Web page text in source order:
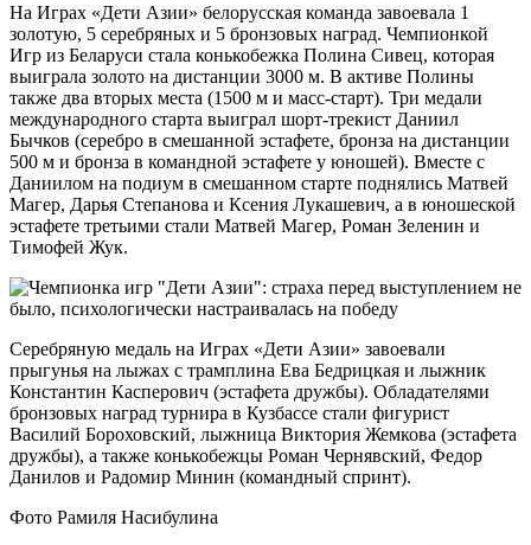
На Играх «Дети Азии» белорусская команда завоевала 1
золотую, 5 серебряных и 5 бронзовых наград. Чемпионкой
Игр из Беларуси стала конькобежка Полина Сивец, которая
выиграла золото на дистанции 3000 м. В активе Полины
также два вторых места (1500 м и масс-старт). Три медали
международного старта выиграл шорт-трекист Даниил
Бычков (серебро в смешанной эстафете, бронза на дистанции
500 м и бронза в командной эстафете у юношей). Вместе с
Даниилом на подиум в смешанном старте поднялись Матвей
Магер, Дарья Степанова и Ксения Лукашевич, а в юношеской
эстафете третьими стали Матвей Магер, Роман Зеленин и
Тимофей Жук.
Серебряную медаль на Играх «Дети Азии» завоевали
прыгунья на лыжах с трамплина Ева Бедрицкая и лыжник
Константин Касперович (эстафета дружбы). Обладателями
бронзовых наград турнира в Кузбассе стали фигурист
Василий Бороховский, лыжница Виктория Жемкова (эстафета
дружбы), а также конькобежцы Роман Чернявский, Федор
Данилов и Радомир Минин (командный спринт).
Фото Рамиля Насибулина